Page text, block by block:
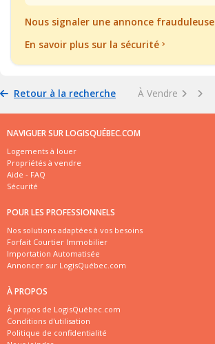
Nous signaler une annonce frauduleuse
En savoir plus sur la sécurité
Retour à la recherche À Vendre
NAVIGUER SUR LOGISQUÉBEC.COM
Logements à louer
Propriétés à vendre
Aide - FAQ
Sécurité
POUR LES PROFESSIONNELS
Nos solutions adaptées à vos besoins
Forfait Courtier Immobilier
Importation Automatisée
Annoncer sur LogisQuébec.com
À PROPOS
À propos de LogisQuébec.com
Conditions d'utilisation
Politique de confidentialité